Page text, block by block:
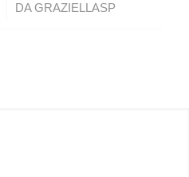
DAGRAZIELLASP